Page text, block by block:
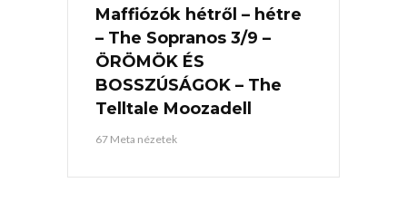
Maffiózók hétről – hétre
– The Sopranos 3/9 –
ÖRÖMÖK ÉS
BOSSZÚSÁGOK – The
Telltale Moozadell
67 Meta nézetek